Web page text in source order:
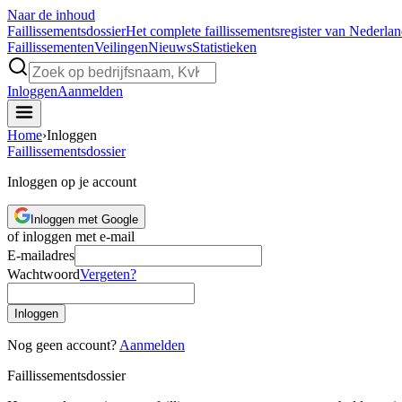
Naar de inhoud
FaillissementsdossierHet complete faillissementsregister van
FaillissementenVeilingenNieuwsStatistieken
InloggenAanmelden
Home›Inloggen
Faillissementsdossier
Inloggen op je account
Inloggen met Google
of inloggen met e-mail
E-mailadres
WachtwoordVergeten?
Inloggen
Nog geen account? Aanmelden
Faillissementsdossier